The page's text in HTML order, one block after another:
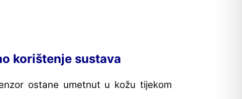
korištenje sustava
ostane umetnut u kožu tijekom